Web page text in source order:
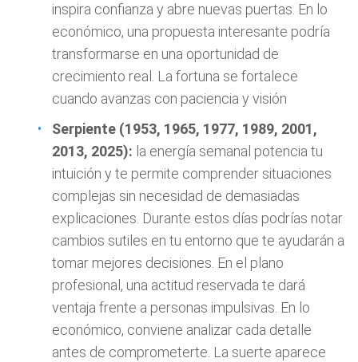
inspira confianza y abre nuevas puertas. En lo
económico, una propuesta interesante podría
transformarse en una oportunidad de
crecimiento real. La fortuna se fortalece
cuando avanzas con paciencia y visión
Serpiente (1953, 1965, 1977, 1989, 2001,
2013, 2025): la energía semanal potencia tu
intuición y te permite comprender situaciones
complejas sin necesidad de demasiadas
explicaciones. Durante estos días podrías notar
cambios sutiles en tu entorno que te ayudarán a
tomar mejores decisiones. En el plano
profesional, una actitud reservada te dará
ventaja frente a personas impulsivas. En lo
económico, conviene analizar cada detalle
antes de comprometerte. La suerte aparece